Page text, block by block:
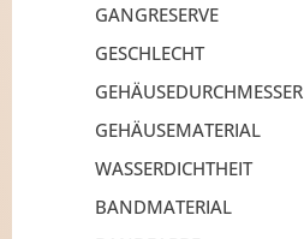
GANGRESERVE
GESCHLECHT
GEHÄUSEDURCHMESSER
GEHÄUSEMATERIAL
WASSERDICHTHEIT
BANDMATERIAL